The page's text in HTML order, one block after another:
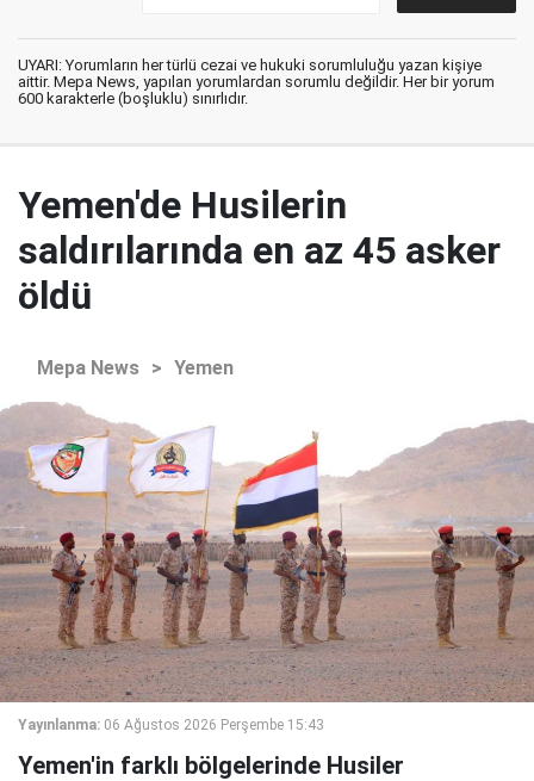
UYARI: Yorumların her türlü cezai ve hukuki sorumluluğu yazan kişiye
aittir. Mepa News, yapılan yorumlardan sorumlu değildir. Her bir yorum
600 karakterle (boşluklu) sınırlıdır.
Yemen'de Husilerin
saldırılarında en az 45 asker
öldü
Mepa News > Yemen
Yayınlanma: 06 Ağustos 2026 Perşembe 15:43
Yemen'in farklı bölgelerinde Husiler